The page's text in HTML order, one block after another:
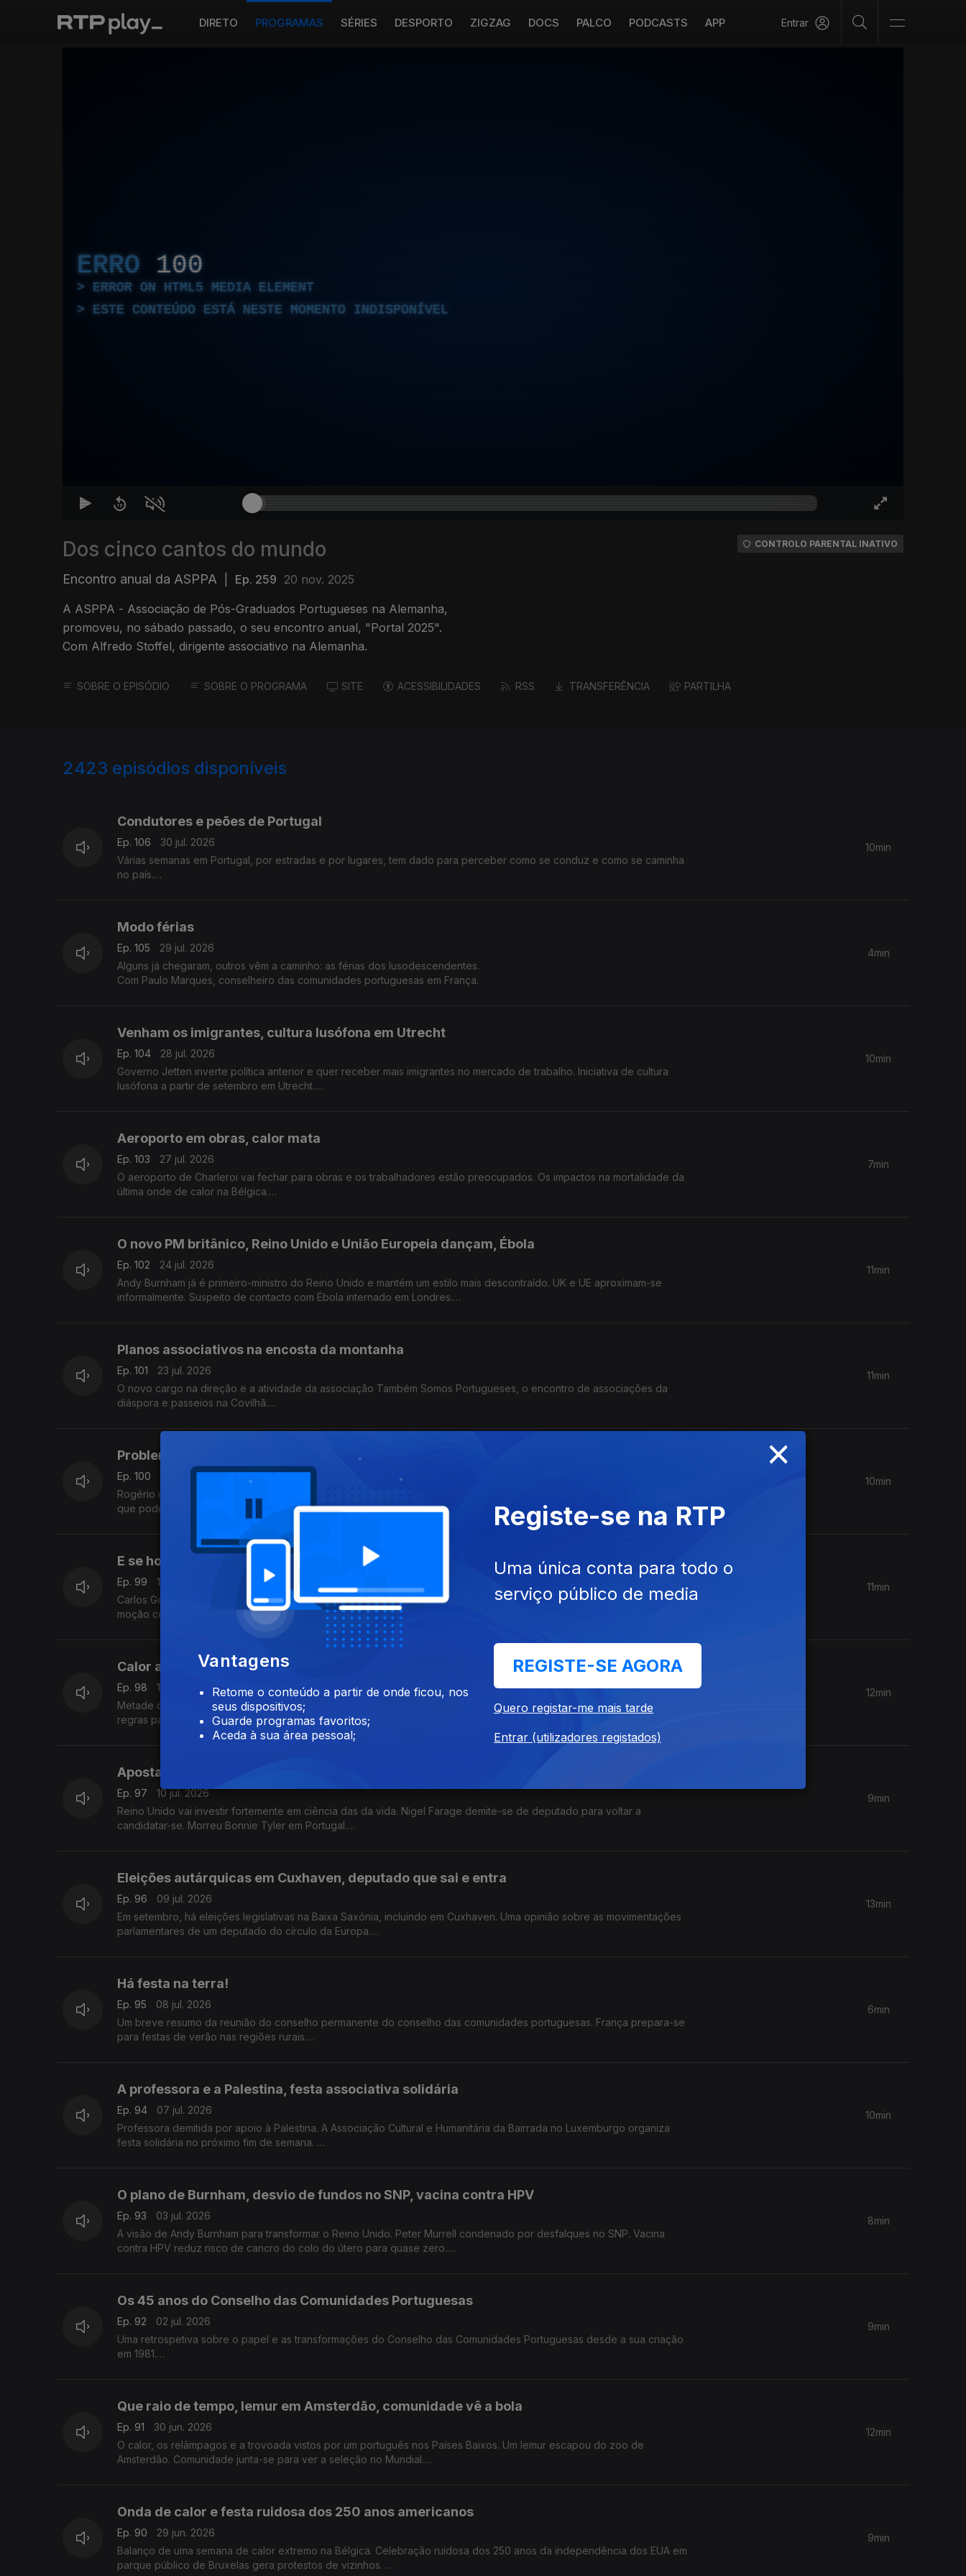
DIRETO PROGRAMAS SÉRIES DESPORTO ZIGZAG DOCS PALCO PODCASTS APP Entrar
ERRO 100
ERROR ON HTML5 MEDIA ELEMENT
ESTE CONTEÚDO ESTÁ NESTE MOMENTO INDISPONÍVEL
Dos cinco cantos do mundo
Encontro anual da ASPPA Ep. 259 20 nov. 2025
A ASPPA - Associação de Pós-Graduados Portugueses na Alemanha,
promoveu, no sábado passado, o seu encontro anual, "Portal 2025".
Com Alfredo Stoffel, dirigente associativo na Alemanha.
CONTROLO PARENTAL INATIVO
SOBRE O EPISÓDIO SOBRE O PROGRAMA SITE ACESSIBILIDADES RSS TRANSFERÊNCIA PARTILHA
2423 episódios disponíveis
Condutores e peões de Portugal
Ep. 106
30 jul. 2026
Várias semanas em Portugal, por estradas e por lugares, tem dado para perceber como se conduz e como se caminha
no país.
10min
Modo férias
Ep. 105
29 jul. 2026
Alguns já chegaram, outros vêm a caminho: as férias dos lusodescendentes.
Com Paulo Marques, conselheiro das comunidades portuguesas em França.
4min
Venham os imigrantes, cultura lusófona em Utrecht
Ep. 104
28 jul. 2026
Governo Jetten inverte política anterior e quer receber mais imigrantes no mercado de trabalho. Iniciativa de cultura
lusófona a partir de setembro em Utrecht.
10min
Aeroporto em obras, calor mata
Ep. 103
27 jul. 2026
O aeroporto de Charleroi vai fechar para obras e os trabalhadores estão preocupados. Os impactos na mortalidade da
última onde de calor na Bélgica.
7min
O novo PM britânico, Reino Unido e União Europeia dançam, Ébola
Ep. 102
24 jul. 2026
Andy Burnham já é primeiro-ministro do Reino Unido e mantém um estilo mais descontraído. UK e UE aproximam-se
informalmente. Suspeito de contacto com Ébola internado em Londres.
11min
Planos associativos na encosta da montanha
Ep. 101
23 jul. 2026
O novo cargo na direção e a atividade da associação Também Somos Portugueses, o encontro de associações da
diáspora e passeios na Covilhã.
11min
Problemas financeiros na Caixa Nacional de Saúde no Luxemburgo
Ep. 100
21 jul. 2026
Rogério de Oliveira fala de um défice estrutural provocado pelo aumento das despesas com os cuidados de saúde
que pode por em causa o CNS. Ainda destaque para a subida do preço dos combustíveis e apoio às famílias.
10min
E se houvesse um Ministério da Lusofonia e Comunidades?
Ep. 99
16 jul. 2026
Carlos Gonçalves, deputado à Assembleia da República eleito pelo círculo da Europa, apresentou ao seu partido uma
moção com esta proposta.
Com Alfredo Stoffel, dirigente associativo na Alemanha.
11min
Calor a mais, água a menos, arrendamento às partes
Ep. 98
14 jul. 2026
Metade dos Países Baixos em alerta por temperaturas quentes. Os caudais dos rios estão abaixo do normal. Novas
regras para arrendamento em regime de cohabitação.
Com Amadeu Dias, em Utrecht, Países Baixos.
12min
Aposta em ciência, as manobras de Farage, adeus a Bonnie Tyler
Ep. 97
10 jul. 2026
Reino Unido vai investir fortemente em ciência das da vida. Nigel Farage demite-se de deputado para voltar a
candidatar-se. Morreu Bonnie Tyler em Portugal.
9min
Eleições autárquicas em Cuxhaven, deputado que sai e entra
Ep. 96
09 jul. 2026
Em setembro, há eleições legislativas na Baixa Saxónia, incluindo em Cuxhaven. Uma opinião sobre as movimentações
parlamentares de um deputado do círculo da Europa.
13min
Há festa na terra!
Ep. 95
08 jul. 2026
Um breve resumo da reunião do conselho permanente do conselho das comunidades portuguesas. França prepara-se
para festas de verão nas regiões rurais.
6min
A professora e a Palestina, festa associativa solidária
Ep. 94
07 jul. 2026
Professora demitida por apoio à Palestina. A Associação Cultural e Humanitária da Bairrada no Luxemburgo organiza
festa solidária no próximo fim de semana.
10min
O plano de Burnham, desvio de fundos no SNP, vacina contra HPV
Ep. 93
03 jul. 2026
A visão de Andy Burnham para transformar o Reino Unido. Peter Murrell condenado por desfalques no SNP. Vacina
contra HPV reduz risco de cancro do colo do útero para quase zero.
8min
Os 45 anos do Conselho das Comunidades Portuguesas
Ep. 92
02 jul. 2026
Uma retrospetiva sobre o papel e as transformações do Conselho das Comunidades Portuguesas desde a sua criação
em 1981.
9min
Que raio de tempo, lemur em Amsterdão, comunidade vê a bola
Ep. 91
30 jun. 2026
O calor, os relâmpagos e a trovoada vistos por um português nos Países Baixos. Um lemur escapou do zoo de
Amsterdão. Comunidade junta-se para ver a seleção no Mundial.
12min
Onda de calor e festa ruidosa dos 250 anos americanos
Ep. 90
29 jun. 2026
Balanço de uma semana de calor extremo na Bélgica. Celebração ruidosa dos 250 anos da independência dos EUA em
parque público de Bruxelas gera protestos de vizinhos.
9min
×
Vantagens
Retome o conteúdo a partir de onde ficou, nos
seus dispositivos;
Guarde programas favoritos;
Aceda à sua área pessoal;
Registe-se na RTP
Uma única conta para todo o
serviço público de media
REGISTE-SE AGORA
Quero registar-me mais tarde
Entrar (utilizadores registados)